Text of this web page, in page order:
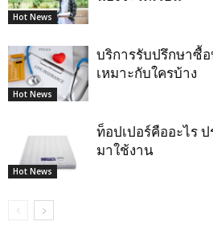
Hot News
Hot News
บริการรับปรึกษาซื้
เหมาะกับใครบ้าง
Hot News
ท็อปเปอร์คืออะไร
มาใช้งาน